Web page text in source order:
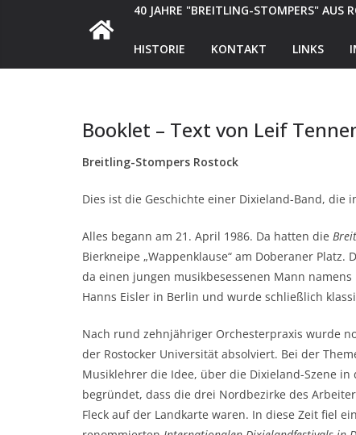
40 JAHRE "BREITLING-STOMPERS" AUS
HISTORIE KONTAKT LINKS
Booklet – Text von Leif
Breitling-Stompers Rostock
Dies ist die Geschichte einer Dixieland-Band, die
Alles begann am 21. April 1986. Da hatten die
Bierkneipe „Wappenklause“ am Doberaner
da einen jungen musikbesessenen Mann
Hanns Eisler in Berlin und wurde schließlich
Nach rund zehnjähriger Orchesterpraxis wurde
der Rostocker Universität absolviert. Bei der
Musiklehrer die Idee, über die Dixieland-Szene
begründet, dass die drei Nordbezirke des
Fleck auf der Landkarte waren. In diese Zeit fiel